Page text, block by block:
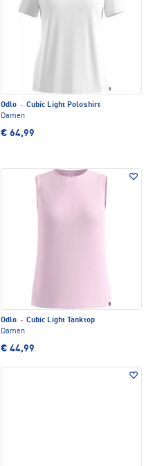
Odlo · Cubic Light Poloshirt
Damen
€ 64,99
Odlo · Cubic Light Tanktop
Damen
€ 44,99